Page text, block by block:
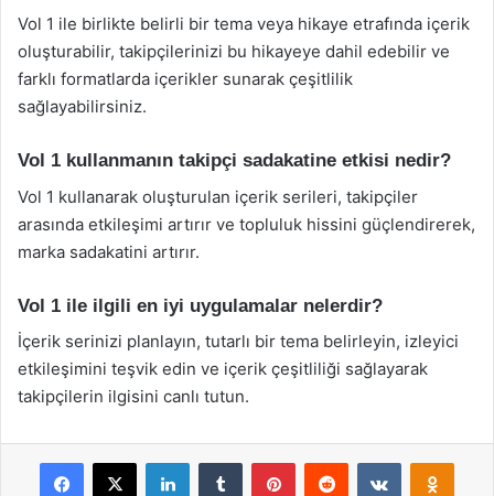
Vol 1 ile birlikte belirli bir tema veya hikaye etrafında içerik
oluşturabilir, takipçilerinizi bu hikayeye dahil edebilir ve
farklı formatlarda içerikler sunarak çeşitlilik
sağlayabilirsiniz.
Vol 1 kullanmanın takipçi sadakatine etkisi nedir?
Vol 1 kullanarak oluşturulan içerik serileri, takipçiler
arasında etkileşimi artırır ve topluluk hissini güçlendirerek,
marka sadakatini artırır.
Vol 1 ile ilgili en iyi uygulamalar nelerdir?
İçerik serinizi planlayın, tutarlı bir tema belirleyin, izleyici
etkileşimini teşvik edin ve içerik çeşitliliği sağlayarak
takipçilerin ilgisini canlı tutun.
Facebook
X LinkedInTumblr PinterestReddit VKontakte